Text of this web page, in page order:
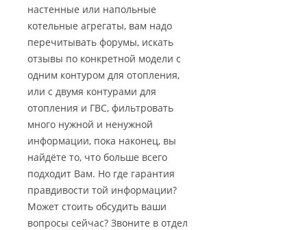
настенные или напольные
котельные агрегаты, вам надо
перечитывать форумы, искать
отзывы по конкретной модели с
одним контуром для отопления,
или c двумя контурами для
отопления и ГВС, фильтровать
много нужной и ненужной
информации, пока наконец, вы
найдёте то, что больше всего
подходит Вам. Но где гарантия
правдивости той информации?
Может стоить обсудить ваши
вопросы сейчас? Звоните в отдел